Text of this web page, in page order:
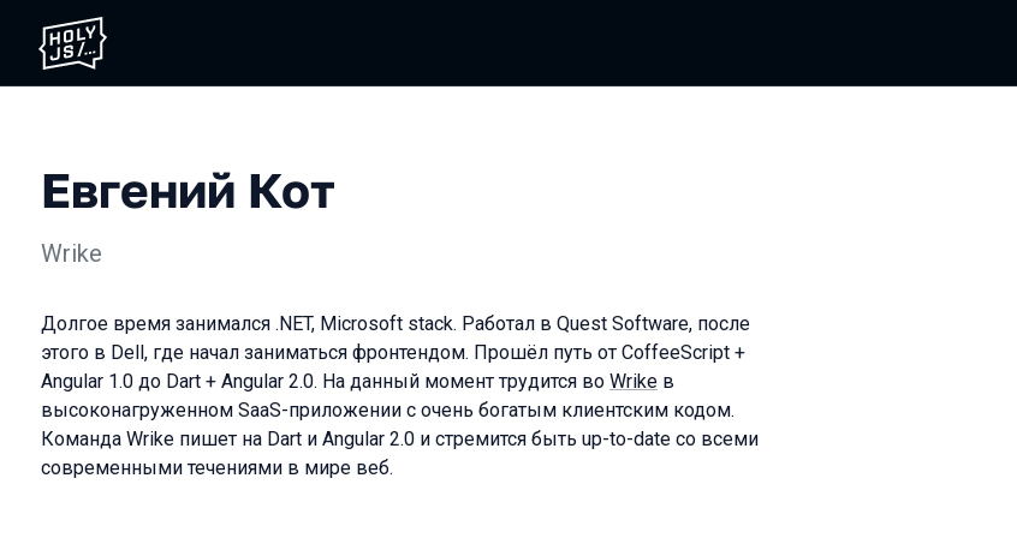
Евгений Кот
Wrike
Долгое время занимался .NET, Microsoft stack. Работал в Quest Software, после
этого в Dell, где начал заниматься фронтендом. Прошёл путь от CoffeeScript +
Angular 1.0 до Dart + Angular 2.0. На данный момент трудится во Wrike в
высоконагруженном SaaS-приложении с очень богатым клиентским кодом.
Команда Wrike пишет на Dart и Angular 2.0 и стремится быть up-to-date со всеми
современными течениями в мире веб.